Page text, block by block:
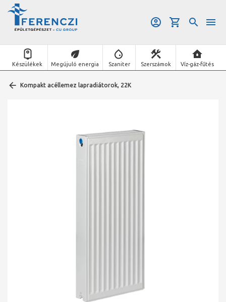
Készülékek Megújuló energia Szaniter Szerszámok Víz-gáz-fűtés
Kompakt acéllemez lapradiátorok, 22K